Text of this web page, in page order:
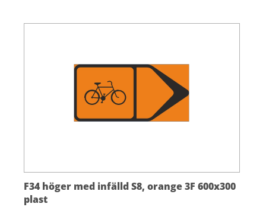
F34 höger med infälld S8, orange 3F 600x300
plast